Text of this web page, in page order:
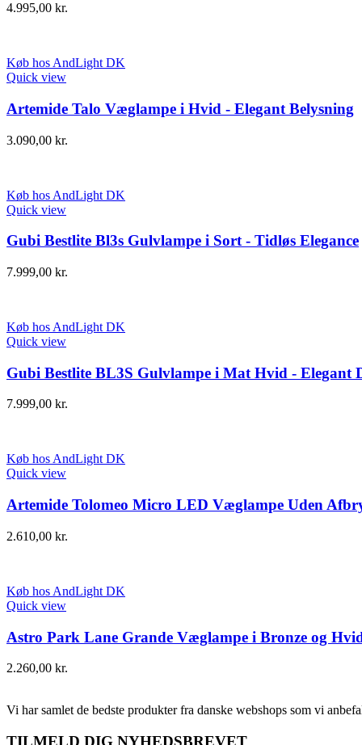
4.995,00 kr.
Køb hos AndLight DK
Quick view
Artemide Talo Væglampe i Hvid - Elegant Belysning
3.090,00 kr.
Køb hos AndLight DK
Quick view
Gubi Bestlite Bl3s Gulvlampe i Sort - Tidløs Elegance
7.999,00 kr.
Køb hos AndLight DK
Quick view
Gubi Bestlite BL3S Gulvlampe i Mat Hvid - Elegant
7.999,00 kr.
Køb hos AndLight DK
Quick view
Artemide Tolomeo Micro LED Væglampe Uden
2.610,00 kr.
Køb hos AndLight DK
Quick view
Astro Park Lane Grande Væglampe i Bronze og
2.260,00 kr.
Vi har samlet de bedste produkter fra danske webshops som vi
TILMELD DIG NYHEDSBREVET